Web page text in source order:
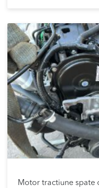
Motor tractiune spate